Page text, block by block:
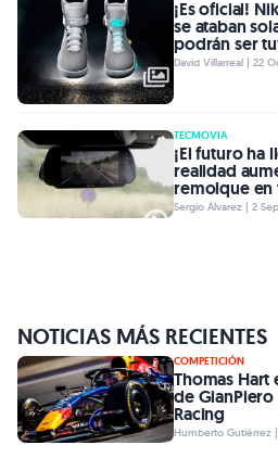
¡Es oficial!
se ataban
podrán ser
David Villarreal | 22
TECMOVIA
¡El futuro ha
realidad
remolque en
Sergio Álvarez | 2
NOTICIAS MÁS RECIENTES
COMPETICIÓN
Thomas
de GianPiero
Racing
Humberto Gutiérrez |